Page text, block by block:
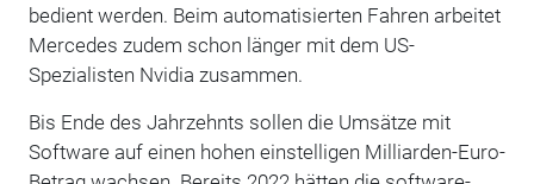
bedient werden. Beim automatisierten Fahren arbeitet
Mercedes zudem schon länger mit dem US-
Spezialisten Nvidia zusammen.
Bis Ende des Jahrzehnts sollen die Umsätze mit
Software auf einen hohen einstelligen Milliarden-Euro-